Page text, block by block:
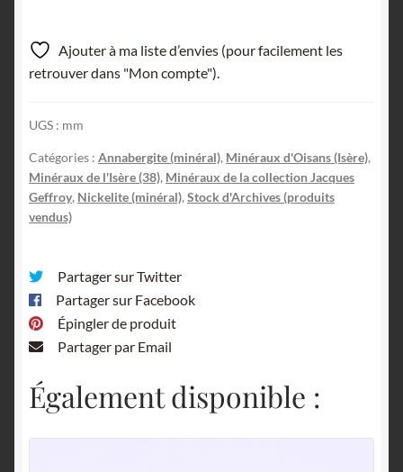
Ajouter à ma liste d’envies (pour facilement les
retrouver dans "Mon compte").
UGS : mm
Catégories : Annabergite (minéral), Minéraux d'Oisans (Isère),
Minéraux de l'Isère (38), Minéraux de la collection Jacques
Geffroy, Nickelite (minéral), Stock d'Archives (produits
vendus)
Partager sur Twitter
Partager sur Facebook
Épingler de produit
Partager par Email
Également disponible :